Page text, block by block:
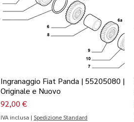
Ingranaggio Fiat Panda | 55205080 |
Originale e Nuovo
Prezzo
92,00 €
IVA inclusa | Spedizione Standard